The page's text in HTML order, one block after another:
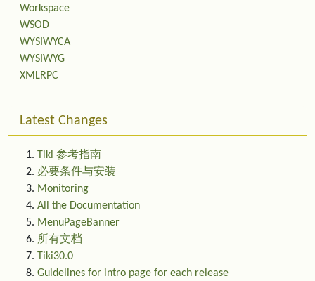
Workspace
WSOD
WYSIWYCA
WYSIWYG
XMLRPC
Latest Changes
Tiki 参考指南
必要条件与安装
Monitoring
All the Documentation
MenuPageBanner
所有文档
Tiki30.0
Guidelines for intro page for each release